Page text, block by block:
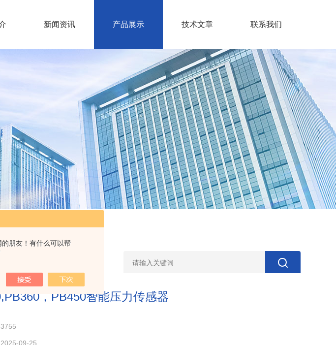
的朋友！有什么可以帮
新闻资讯 产品展示 技术文章 联系我们
感器
，PB450智能压力传感器
3755
2025-09-25